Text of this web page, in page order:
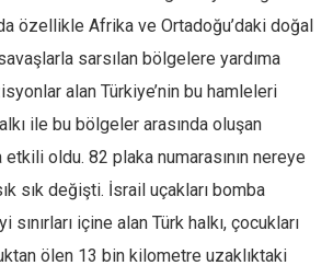
özellikle Afrika ve Ortadoğu’daki doğal
sarsılan bölgelere yardıma
alan Türkiye’nin bu hamleleri
ile bu bölgeler arasında oluşan
oldu. 82 plaka numarasının nereye
sık değişti. İsrail uçakları bomba
sınırları içine alan Türk halkı, çocukları
ölen 13 bin kilometre uzaklıktaki